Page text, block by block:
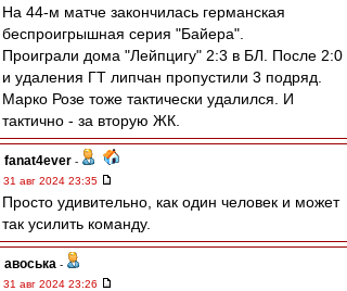
На 44-м матче закончилась германская
беспроигрышная серия "Байера".
Проиграли дома "Лейпцигу" 2:3 в БЛ. После 2:0
и удаления ГТ липчан пропустили 3 подряд.
Марко Розе тоже тактически удалился. И
тактично - за вторую ЖК.
fanat4ever -
31 авг 2024 23:35
Просто удивительно, как один человек и может
так усилить команду.
авоська -
31 авг 2024 23:26